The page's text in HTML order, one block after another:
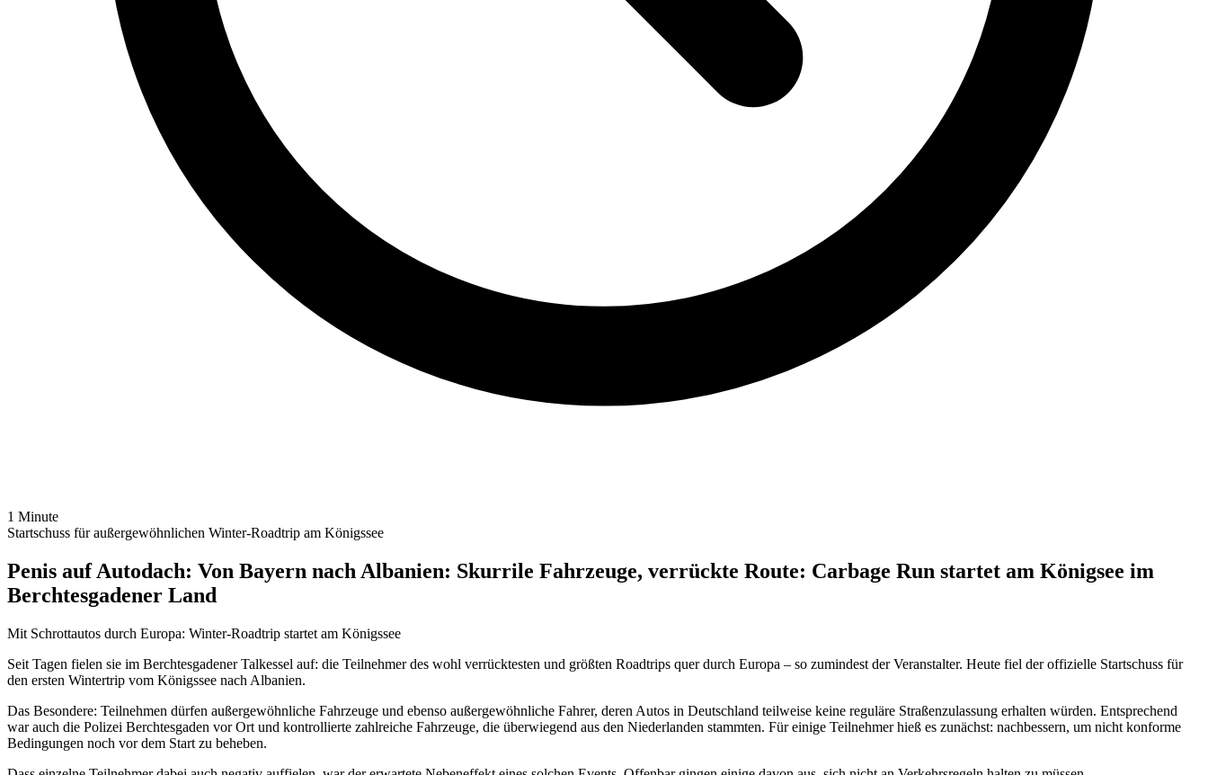
1 Minute
Startschuss für außergewöhnlichen Winter-Roadtrip am Königssee
Penis auf Autodach: Von Bayern nach Albanien: Skurrile Fahrzeuge, verrückte Route: Carbage Run startet am Königsee im
Berchtesgadener Land
Mit Schrottautos durch Europa: Winter-Roadtrip startet am Königssee
Seit Tagen fielen sie im Berchtesgadener Talkessel auf: die Teilnehmer des wohl verrücktesten und größten Roadtrips quer durch Europa – so zumindest der Veranstalter. Heute fiel der offizielle Startschuss für
den ersten Wintertrip vom Königssee nach Albanien.
Das Besondere: Teilnehmen dürfen außergewöhnliche Fahrzeuge und ebenso außergewöhnliche Fahrer, deren Autos in Deutschland teilweise keine reguläre Straßenzulassung erhalten würden. Entsprechend
war auch die Polizei Berchtesgaden vor Ort und kontrollierte zahlreiche Fahrzeuge, die überwiegend aus den Niederlanden stammten. Für einige Teilnehmer hieß es zunächst: nachbessern, um nicht konforme
Bedingungen noch vor dem Start zu beheben.